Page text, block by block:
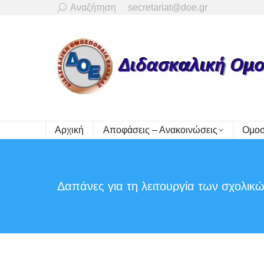
Search:
Αναζήτηση secretariat@doe.gr
Αρχική Αποφάσεις – Ανακοινώσεις
Δαπάνες για τη λειτουργία των